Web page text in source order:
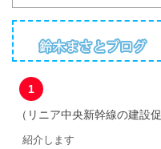
1
（リニア中央新幹線の建設促
紹介します